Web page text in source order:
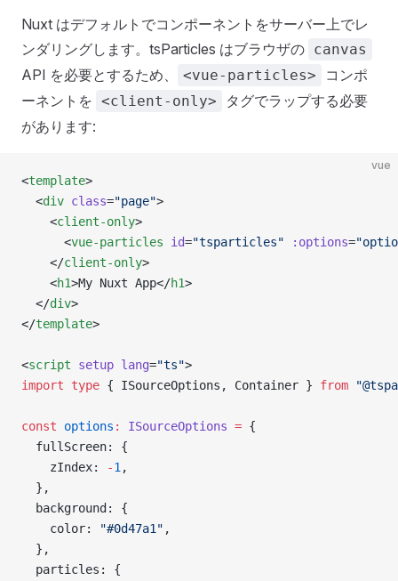
Nuxt はデフォルトでコンポーネントをサーバー上でレ
ンダリングします。tsParticles はブラウザの canvas
API を必要とするため、 <vue-particles>
コンポ
ーネントを <client-only>
タグでラップする必要
があります:
vue
<template>
  <
div class="page">
    <
client-only>
      <
vue-particles id="tsparticles" :options=
    </
client-only>
    <
h1>My Nuxt App</h1>
  </
div>
</template>
<script setup lang="ts">
import type { ISourceOptions, Container } from
const options : ISourceOptions = {
  fullScreen: {
    zIndex:
-1 ,
  },
  background: {
    color:
"#0d47a1" ,
  },
  particles: {